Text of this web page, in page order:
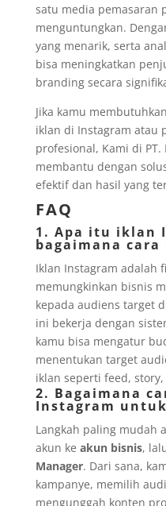
satu media pemasaran
menguntungkan.
yang menarik, serta
bisa meningkatkan
branding secara
Jika kamu
iklan di Instagram atau
profesional, Kami di
membantu dengan
efektif dan hasil yang
FAQ
1. Apa itu iklan
bagaimana cara
Iklan Instagram adalah
memungkinkan bisnis
kepada audiens target
ini bekerja dengan
kamu bisa mengatur
menentukan target
iklan seperti feed,
2. Bagaimana
Instagram
Langkah paling mudah
akun ke akun bisnis,
Manager. Dari sana,
kampanye, memilih
mengunggah konten